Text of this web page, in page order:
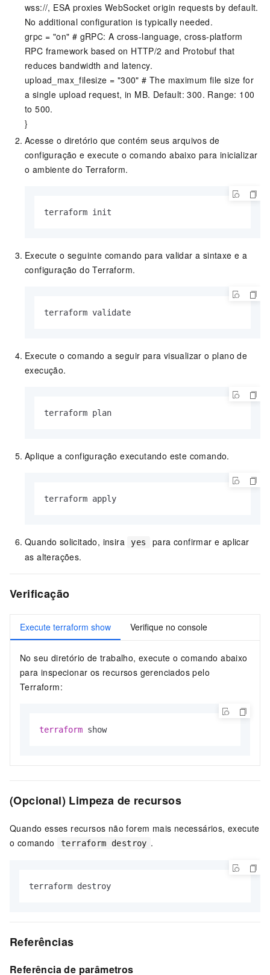
wss://, ESA proxies WebSocket origin requests by default.
No additional configuration is typically needed.
grpc = "on" # gRPC: A cross-language, cross-platform
RPC framework based on HTTP/2 and Protobuf that
reduces bandwidth and latency.
upload_max_filesize = "300" # The maximum file size for
a single upload request, in MB. Default: 300. Range: 100
to 500.
}
Acesse o diretório que contém seus arquivos de
configuração e execute o comando abaixo para inicializar
o ambiente do Terraform.
terraform init
Execute o seguinte comando para validar a sintaxe e a
configuração do Terraform.
terraform validate
Execute o comando a seguir para visualizar o plano de
execução.
terraform plan
Aplique a configuração executando este comando.
terraform apply
Quando solicitado, insira yes
para confirmar e aplicar
as alterações.
Verificação
Execute terraform show Verifique no console
No seu diretório de trabalho, execute o comando abaixo
para inspecionar os recursos gerenciados pelo
Terraform:
terraform show
(Opcional) Limpeza de recursos
Quando esses recursos não forem mais necessários, execute
o comando
terraform destroy .
terraform destroy
Referências
Referência de parâmetros